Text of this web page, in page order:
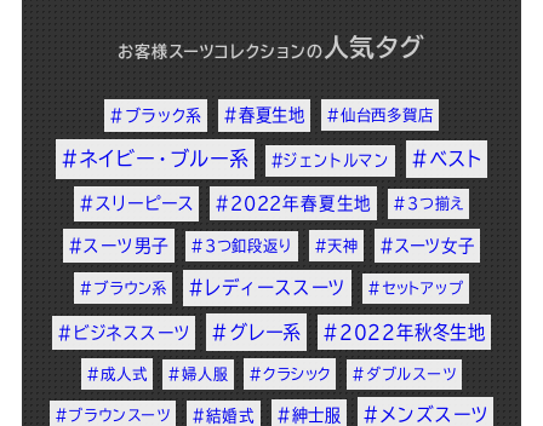
お客様スーツコレクションの 人気タグ
#ブラック系 #春夏生地 #仙台西多賀店
#ネイビー・ブルー系 #ジェントルマン #ベスト
#スリーピース #2022年春夏生地 #3つ揃え
#スーツ男子 #3つ釦段返り #天神 #スーツ女子
#ブラウン系 #レディーススーツ #セットアップ
#ビジネススーツ #グレー系 #2022年秋冬生地
#成人式 #婦人服 #クラシック #ダブルスーツ
#ブラウンスーツ #結婚式 #紳士服 #メンズスーツ